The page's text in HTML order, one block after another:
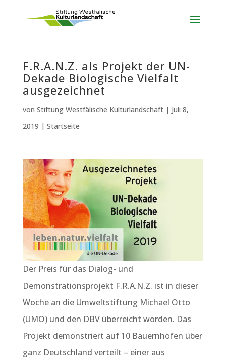
F.R.A.N.Z. als Projekt der UN-
Dekade Biologische Vielfalt
ausgezeichnet
von Stiftung Westfälische Kulturlandschaft| Juli 8,
2019 | Startseite
Der Preis für das Dialog- und
Demonstrationsprojekt F.R.A.N.Z. ist in dieser
Woche an die Umweltstiftung Michael Otto
(UMO) und den DBV überreicht worden. Das
Projekt demonstriert auf 10 Bauernhöfen über
ganz Deutschland verteilt – einer aus